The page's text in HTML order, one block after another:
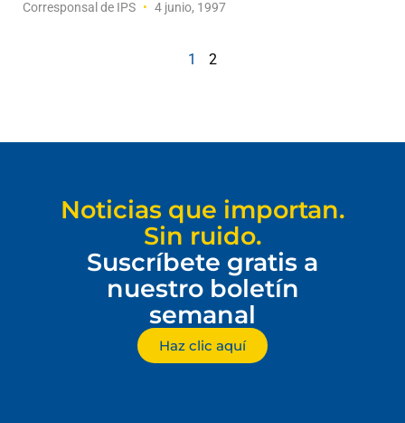
Corresponsal de IPS 4 junio, 1997
1 2
Noticias que importan.
Sin ruido.
Suscríbete gratis a
nuestro boletín
semanal
Haz clic aquí